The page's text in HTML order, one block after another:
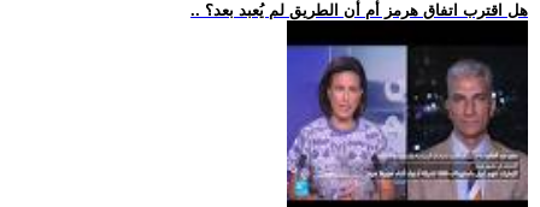
.. هل اقترب اتفاق هرمز أم أن الطريق لم يُعبد بعد؟